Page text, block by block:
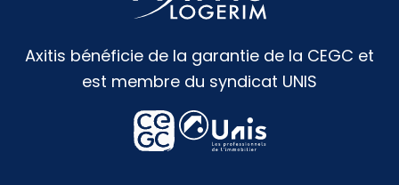
Axitis bénéficie de la garantie de la CEGC et
est membre du syndicat UNIS